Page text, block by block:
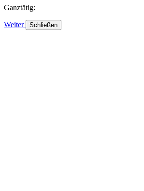
Ganztätig:
Weiter Schließen